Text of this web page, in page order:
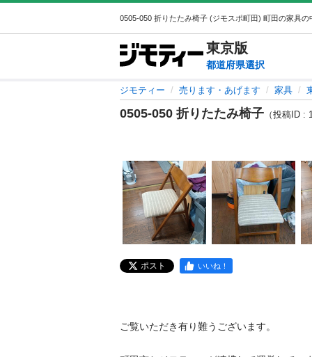
東京版
都道府県選択
ジモティー 売ります・あげます 家具
0505-050 折りたたみ椅子 （投稿ID :
ポスト いいね！
ご覧いただき有り難うございます。